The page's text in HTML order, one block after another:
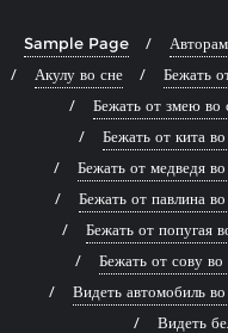
Sample Page
Акулу во сне
Бежать
Бежать от змею во
Бежать от кита
Бежать от медведя
Бежать от павлина
Бежать от попугая
Бежать от сову во
Видеть автомобиль
Видеть